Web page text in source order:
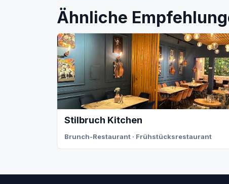
Ähnliche
Stilbruch Kitchen
Brunch-Restaurant · Frühstücksrestaurant